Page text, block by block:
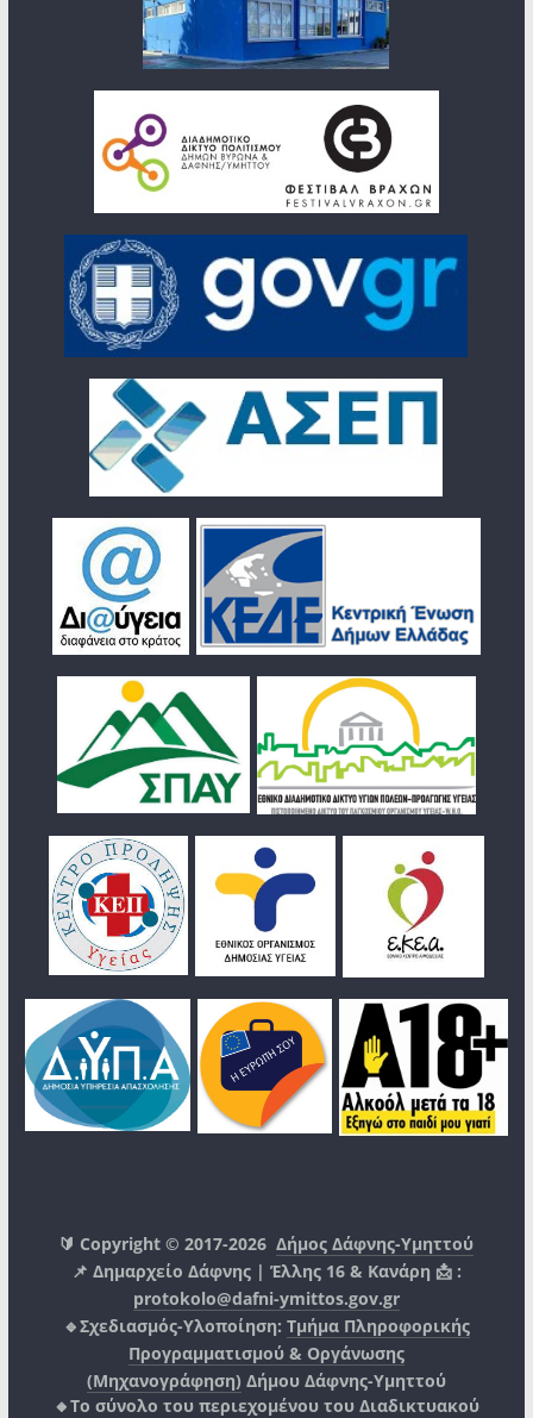
🔰 Copyright © 2017-2026Δήμος Δάφνης-Υμηττού
📌 Δημαρχείο Δάφνης | Έλλης 16 & Κανάρη 📩 :
protokolo@dafni-ymittos.gov.gr
🔹Σχεδιασμός-Υλοποίηση: Τμήμα Πληροφορικής
Προγραμματισμού & Οργάνωσης
(Μηχανογράφηση) Δήμου Δάφνης-Υμηττού
🔸Το σύνολο του περιεχομένου του Διαδικτυακού